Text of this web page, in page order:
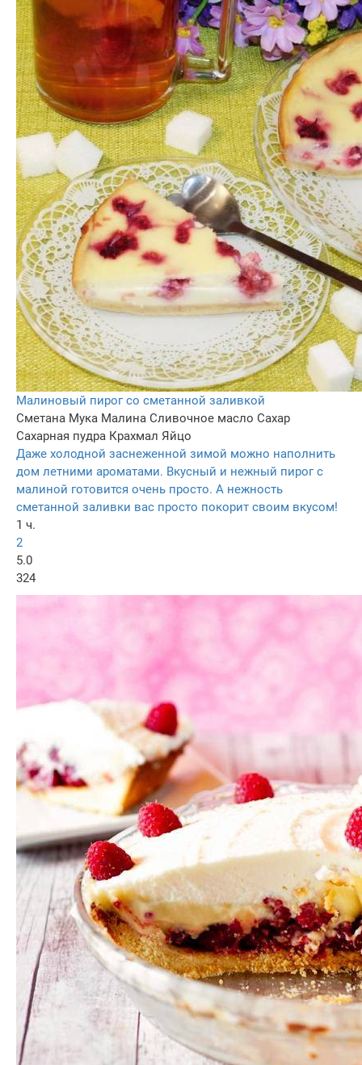
Малиновый пирог со сметанной заливкой
Сметана Мука Малина Сливочное масло Сахар
Сахарная пудра Крахмал Яйцо
Даже холодной заснеженной зимой можно наполнить
дом летними ароматами. Вкусный и нежный пирог с
малиной готовится очень просто. А нежность
сметанной заливки вас просто покорит своим вкусом!
1 ч.
2
5.0
324